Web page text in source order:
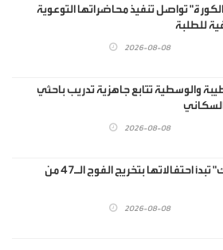
تواصل تنفيذ محاضراتها التوعوية
للطلبة
2026-08-08
والوسطية تتابع جاهزية تدريب باحثي
السكاني
2026-08-08
"اليرموك" تبدأ احتفالاتها بتخريج الفوج الـ47 من
2026-08-08